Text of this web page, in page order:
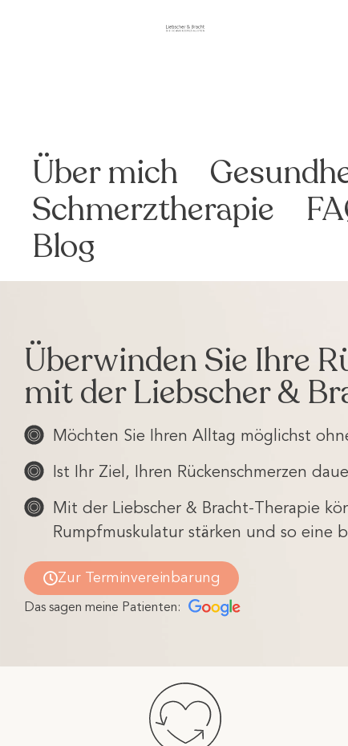
Über mich
Schmerztherapie
Blog
Überwinden Sie Ihre
mit der Liebscher &
Möchten Sie Ihren Alltag möglichst
Ist Ihr Ziel, Ihren Rückenschmerzen
Mit der Liebscher & Bracht-Therapie
Rumpfmuskulatur stärken und so eine
Zur Terminvereinbarung
Das sagen meine Patienten: